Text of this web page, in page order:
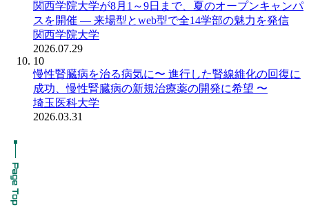
関西学院大学が8月1～9日まで、夏のオープンキャンパ
スを開催 ― 来場型とweb型で全14学部の魅力を発信
関西学院大学
2026.07.29
10
慢性腎臓病を治る病気に〜 進行した腎線維化の回復に
成功、慢性腎臓病の新規治療薬の開発に希望 〜
埼玉医科大学
2026.03.31